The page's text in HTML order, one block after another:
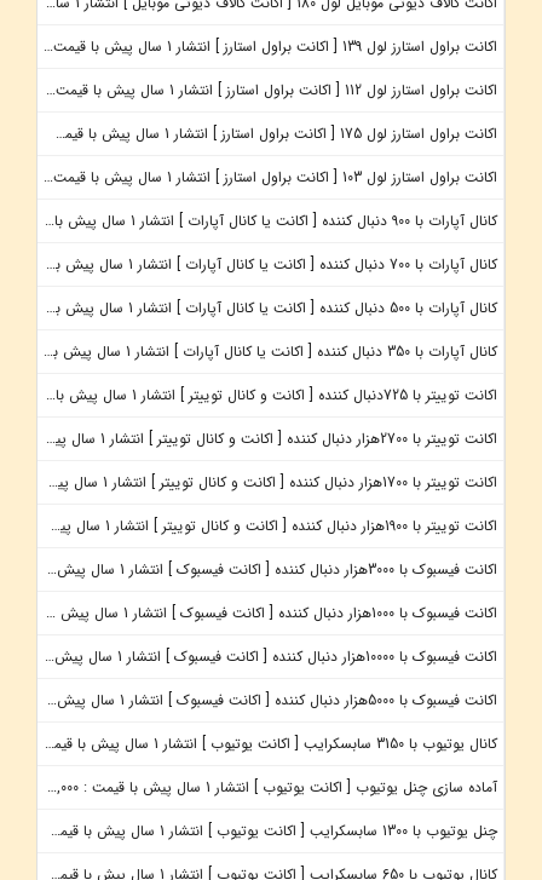
اکانت براول استارز لول 139
[ اکانت براول استارز ] انتشار 1 سال پیش با قیمت : 1,400,000 تومان
اکانت براول استارز لول 112
[ اکانت براول استارز ] انتشار 1 سال پیش با قیمت : 950,000 تومان
اکانت براول استارز لول 175
[ اکانت براول استارز ] انتشار 1 سال پیش با قیمت : 1,700,000 تومان
اکانت براول استارز لول 103
[ اکانت براول استارز ] انتشار 1 سال پیش با قیمت : 1,600,000 تومان
کانال آپارات با 900 دنبال کننده
[ اکانت یا کانال آپارات ] انتشار 1 سال پیش با قیمت : 1,500,000 تومان
کانال آپارات با 700 دنبال کننده
[ اکانت یا کانال آپارات ] انتشار 1 سال پیش با قیمت : 1,250,000 تومان
کانال آپارات با 500 دنبال کننده
[ اکانت یا کانال آپارات ] انتشار 1 سال پیش با قیمت : 990,000 تومان
کانال آپارات با 350 دنبال کننده
[ اکانت یا کانال آپارات ] انتشار 1 سال پیش با قیمت : 850,000 تومان
اکانت توییتر با 725دنبال کننده
[ اکانت و کانال توییتر ] انتشار 1 سال پیش با قیمت : 550,000 تومان
اکانت توییتر با 2700هزار دنبال کننده
[ اکانت و کانال توییتر ] انتشار 1 سال پیش با قیمت : 1,450,000 تومان
اکانت توییتر با 1700هزار دنبال کننده
[ اکانت و کانال توییتر ] انتشار 1 سال پیش با قیمت : 890,000 تومان
اکانت توییتر با 1900هزار دنبال کننده
[ اکانت و کانال توییتر ] انتشار 1 سال پیش با قیمت : 950,000 تومان
اکانت فیسبوک با 3000هزار دنبال کننده
[ اکانت فیسبوک ] انتشار 1 سال پیش با قیمت : 530,000 تومان
اکانت فیسبوک با 1000هزار دنبال کننده
[ اکانت فیسبوک ] انتشار 1 سال پیش با قیمت : 250,000 تومان
اکانت فیسبوک با 10000هزار دنبال کننده
[ اکانت فیسبوک ] انتشار 1 سال پیش با قیمت : 2,400,000 تومان
اکانت فیسبوک با 5000هزار دنبال کننده
[ اکانت فیسبوک ] انتشار 1 سال پیش با قیمت : 680,000 تومان
کانال یوتیوب با 3150 سابسکرایب
[ اکانت یوتیوب ] انتشار 1 سال پیش با قیمت : 7,000,000 تومان
آماده سازی چنل یوتیوب [ اکانت یوتیوب ] انتشار 1 سال پیش با قیمت : 950,000 تومان
چنل یوتیوب با 1300 سابسکرایب
[ اکانت یوتیوب ] انتشار 1 سال پیش با قیمت : 4,500,000 تومان
کانال یوتیوب با 650 سابسکرایب
[ اکانت یوتیوب ] انتشار 1 سال پیش با قیمت : 3,500,000 تومان